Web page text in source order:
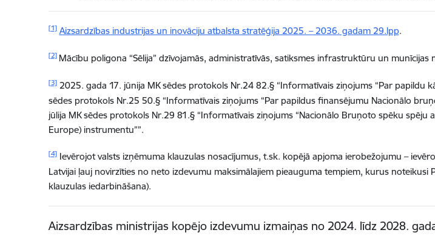
[1] Aizsardzības industrijas un inovāciju atbalsta stratēģija 2025. – 2036. gadam 29.lpp.
[2] Mācību poligona “Sēlija” dzīvojamās, administratīvās, satiksmes infrastruktūru un munīcijas
[3]2025. gada 17. jūnija MK sēdes protokols Nr.24 82.§ “Informatīvais ziņojums “Par papildu
sēdes protokols Nr.25 50.§ “Informatīvais ziņojums “Par papildus finansējumu Nacionālo
jūlija MK sēdes protokols Nr.29 81.§ “Informatīvais ziņojums “Nacionālo Bruņoto spēku spēju
Europe) instrumentu””.
[4]Ievērojot valsts izņēmuma klauzulas nosacījumus, t.sk. kopējā apjoma ierobežojumu –
Latvijai ļauj novirzīties no neto izdevumu maksimālajiem pieauguma tempiem, kurus noteikusi
klauzulas iedarbināšana).
Aizsardzības ministrijas kopējo izdevumu izmaiņas no 2024. līdz 2028.